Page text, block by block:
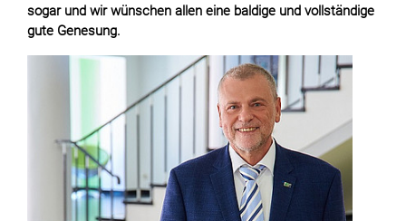
sogar und wir wünschen allen eine baldige und vollständige
gute Genesung.